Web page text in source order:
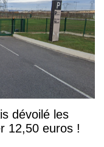
dévoilé les
12,50 euros !